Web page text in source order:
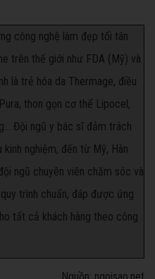
công nghệ làm đẹp tối tân
trên thế giới như FDA (Mỹ) và
là trẻ hóa da Thermage, điều
thon gọn cơ thể Lipocel,
Đội ngũ y bác sĩ đảm trách
nghiệm, đến từ Mỹ, Hàn
ngũ chuyên viên chăm sóc và
trình chuẩn, đáp được ứng
tất cả khách hàng theo công